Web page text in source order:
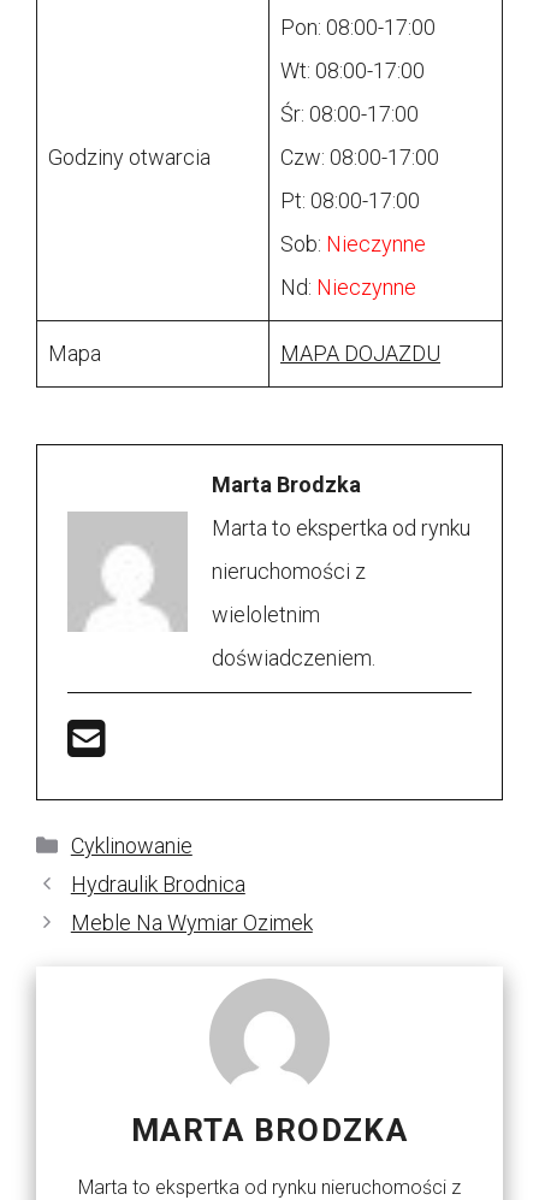
Godziny otwarcia
Pon: 08:00-17:00
Wt: 08:00-17:00
Śr: 08:00-17:00
Czw: 08:00-17:00
Pt: 08:00-17:00
Sob: Nieczynne
Nd: Nieczynne
Mapa MAPA DOJAZDU
Marta Brodzka
Marta to ekspertka od rynku
nieruchomości z
wieloletnim
doświadczeniem.
Kategorie
Cyklinowanie
Hydraulik Brodnica
Meble Na Wymiar Ozimek
MARTA BRODZKA
Marta to ekspertka od rynku nieruchomości z